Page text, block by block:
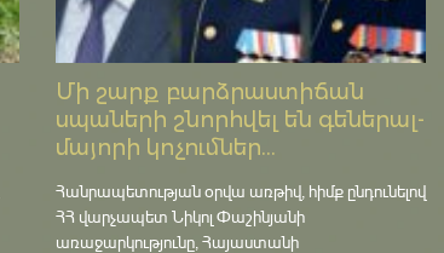
Մի շարք բարձրաստիճան
սպաների շնորհվել են գեներալ-
մայորի կոչումներ...
Հանրապետության օրվա առթիվ, հիմք ընդունելով
ՀՀ վարչապետ Նիկոլ Փաշինյանի
առաջարկությունը, Հայաստանի